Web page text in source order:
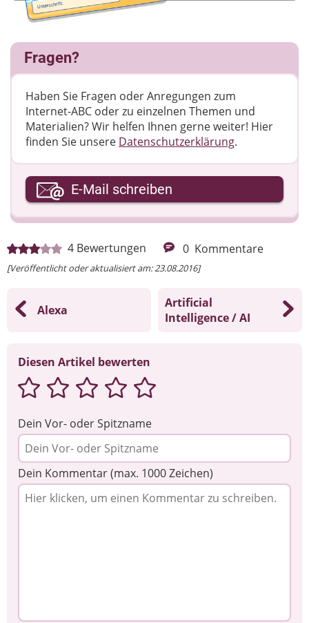
4 Bewertungen 0 Kommentare
[Veröffentlicht oder aktualisiert am: 23.08.2016]
Alexa
Artificial
Intelligence / AI
Diesen Artikel bewerten
Dein Vor- oder Spitzname
Dein Kommentar (max. 1000 Zeichen)
Fragen?
Haben Sie Fragen oder Anregungen zum
Internet-ABC oder zu einzelnen Themen und
Materialien? Wir helfen Ihnen gerne weiter! ​Hier
finden Sie unsere Datenschutzerklärung.
Ihre E-Mail-Adresse
Ihre Nachricht
E-Mail schreiben